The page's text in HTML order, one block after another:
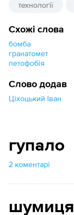
технології
Схожі слова
бомба
гранатомет
петофобія
Слово додав
Ціхоцький Іван
гупало
2 коментарі
шумиця